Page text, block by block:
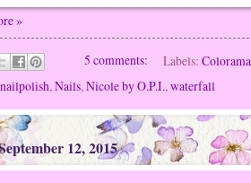
»
5 comments: Labels:Colorama
nailpolish,Nails,Nicole by O.P.I.,waterfall
12, 2015